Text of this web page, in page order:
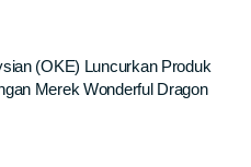
(OKE) Luncurkan Produk
Merek Wonderful Dragon